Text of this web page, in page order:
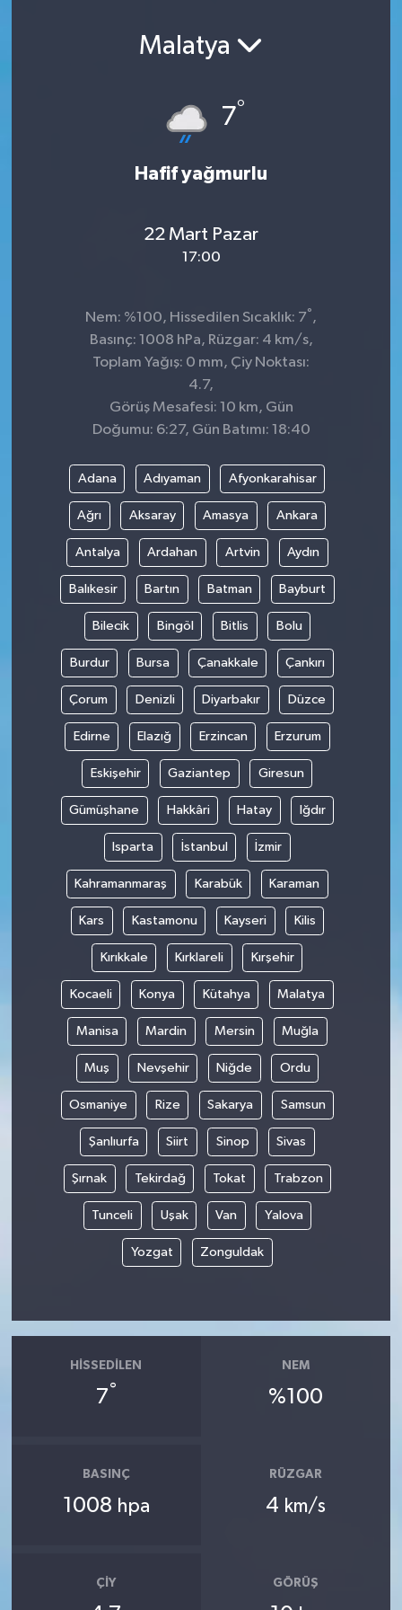
Malatya
7°
Hafif yağmurlu
22 Mart Pazar
17:00
Nem: %100, Hissedilen Sıcaklık: 7° ,
Basınç: 1008 hPa, Rüzgar: 4 km/s,
Toplam Yağış: 0 mm, Çiy Noktası:
4.7,
Görüş Mesafesi: 10 km, Gün
Doğumu: 6:27, Gün Batımı: 18:40
Adana Adıyaman Afyonkarahisar
Ağrı Aksaray Amasya Ankara
Antalya Ardahan Artvin Aydın
Balıkesir Bartın Batman Bayburt
Bilecik Bingöl Bitlis Bolu
Burdur Bursa Çanakkale Çankırı
Çorum Denizli Diyarbakır Düzce
Edirne Elazığ Erzincan Erzurum
Eskişehir Gaziantep Giresun
Gümüşhane Hakkâri Hatay Iğdır
Isparta İstanbul İzmir
Kahramanmaraş Karabük Karaman
Kars Kastamonu Kayseri Kilis
Kırıkkale Kırklareli Kırşehir
Kocaeli Konya Kütahya Malatya
Manisa Mardin Mersin Muğla
Muş Nevşehir Niğde Ordu
Osmaniye Rize Sakarya Samsun
Şanlıurfa Siirt Sinop Sivas
Şırnak Tekirdağ Tokat Trabzon
Tunceli Uşak Van Yalova
Yozgat Zonguldak
HISSEDILEN
7°
NEM
%100
BASINÇ
1008 hpa
RÜZGAR
4 km/s
ÇIY GÖRÜŞ